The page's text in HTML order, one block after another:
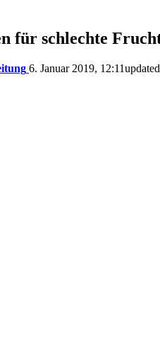
für schlechte
6. Januar 2019, 12:11updated